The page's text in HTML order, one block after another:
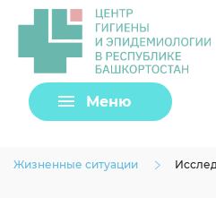
Меню
Жизненные ситуации
Подать
Задать
Клещи